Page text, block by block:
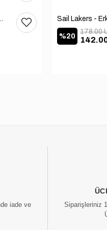
3168-65390
%20
178.00
iade ve
Siparişleriniz